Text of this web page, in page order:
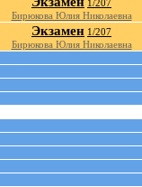
1/207
Бирюкова Юлия Николаевна
Экзамен 1/207
Бирюкова Юлия Николаевна